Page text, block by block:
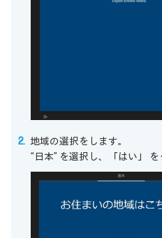
地域の選択をします。
“日本” を選択し、「はい」 を